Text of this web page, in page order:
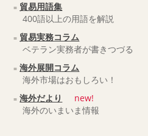
貿易用語集
400語以上の用語を解説
貿易実務コラム
ベテラン実務者が書きつづる
海外展開コラム
海外市場はおもしろい！
海外だより
new!
海外のいまいま情報